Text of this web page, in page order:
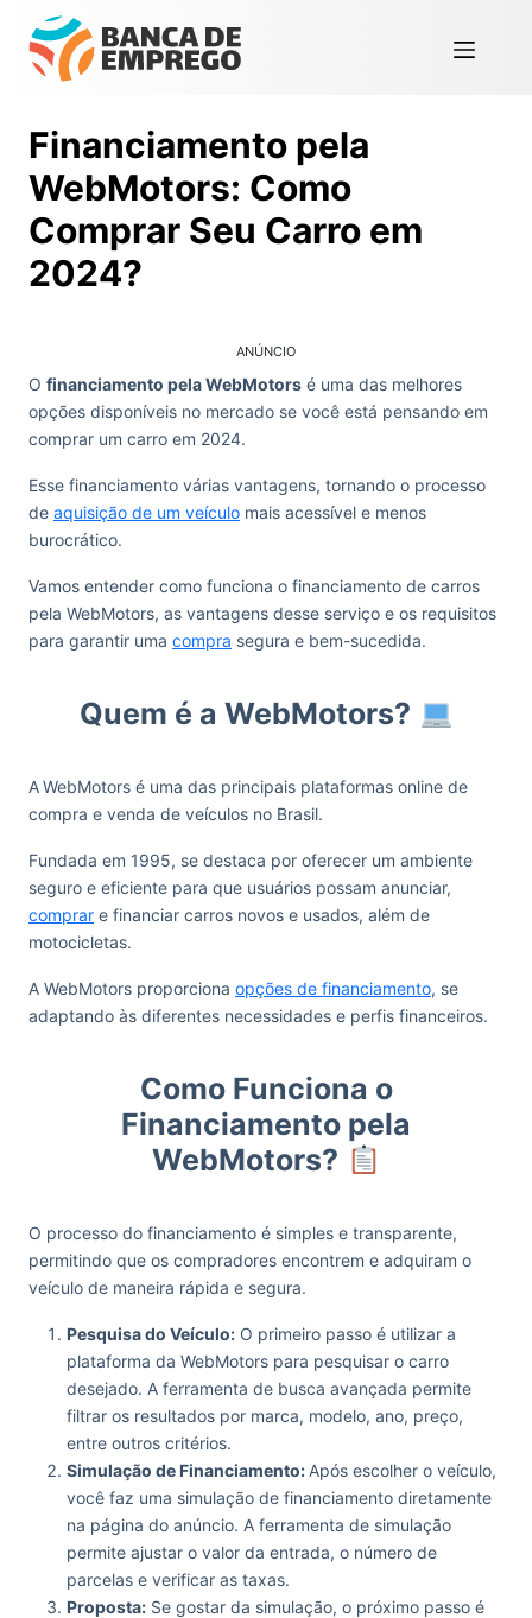
Financiamento pela
WebMotors: Como
Comprar Seu Carro em
2024?
ANÚNCIO
O financiamento pela WebMotors é uma das melhores
opções disponíveis no mercado se você está pensando em
comprar um carro em 2024.
Esse financiamento várias vantagens, tornando o processo
de aquisição de um veículo mais acessível e menos
burocrático.
Vamos entender como funciona o financiamento de carros
pela WebMotors, as vantagens desse serviço e os requisitos
para garantir uma compra segura e bem-sucedida.
Quem é a WebMotors?
AWebMotors é uma das principais plataformas online de
compra e venda de veículos no Brasil.
Fundada em 1995, se destaca por oferecer um ambiente
seguro e eficiente para que usuários possam anunciar,
comprar e financiar carros novos e usados, além de
motocicletas.
A WebMotors proporciona opções de financiamento, se
adaptando às diferentes necessidades e perfis financeiros.
Como Funciona o
Financiamento pela
WebMotors?
O processo do financiamento é simples e transparente,
permitindo que os compradores encontrem e adquiram o
veículo de maneira rápida e segura.
Pesquisa do Veículo: O primeiro passo é utilizar a
plataforma da WebMotors para pesquisar o carro
desejado. A ferramenta de busca avançada permite
filtrar os resultados por marca, modelo, ano, preço,
entre outros critérios.
Simulação de Financiamento: Após escolher o veículo,
você faz uma simulação de financiamento diretamente
na página do anúncio. A ferramenta de simulação
permite ajustar o valor da entrada, o número de
parcelas e verificar as taxas.
Proposta: Se gostar da simulação, o próximo passo é